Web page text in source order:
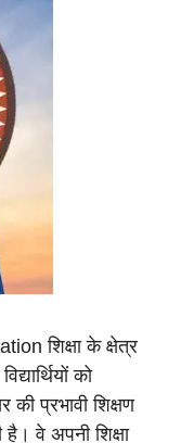
शिक्षा के क्षेत्र
को
की प्रभावी शिक्षण
वे अपनी शिक्षा